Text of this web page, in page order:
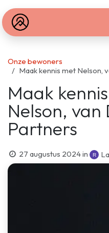
Onze bewoners
Maak kennis met Nelson,
Maak
Nelson, van
Partners
27 augustus 2024in